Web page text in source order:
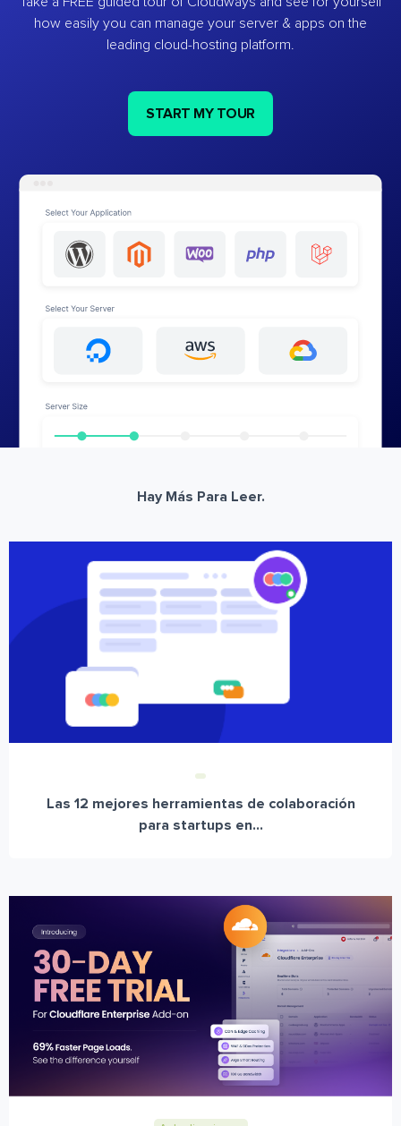
how easily you can manage your server & apps on the
leading cloud-hosting platform.
START MY TOUR
Hay Más Para Leer.
Las 12 mejores herramientas de colaboración
para startups en...